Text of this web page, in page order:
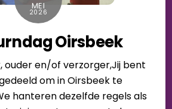
MEI
2026
Oirsbeek
ouder en/of verzorger,Jij bent
om in Oirsbeek te
hanteren dezelfde regels als